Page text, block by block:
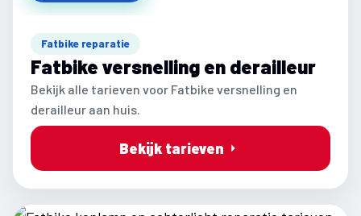
Fatbike reparatie
Fatbike versnelling en derailleur
Bekijk alle tarieven voor Fatbike versnelling en
derailleur aan huis.
Bekijk tarieven